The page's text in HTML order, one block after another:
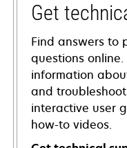
Get
Find answers to
questions
information
and
interactive user
how-to videos.